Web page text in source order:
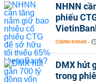
NHNN
phiếu
CHỨNG KHOÁN -
DMX hút
trong